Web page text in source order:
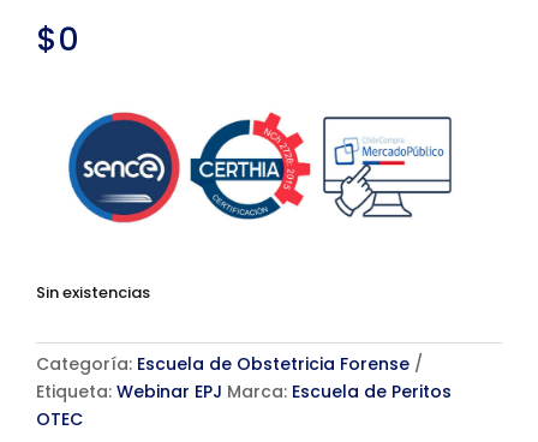
$0
Sin existencias
Categoría: Escuela de Obstetricia Forense
Etiqueta: Webinar EPJ Marca: Escuela de Peritos
OTEC